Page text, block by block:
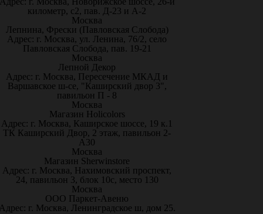
километр, с2, пав. Д-23 и А-2
Москва
Лепнина, Фрески (Павловская Слобода)
Адрес: г. Москва, ул. Ленина, 76/2, село
Павловская Слобода, пав. 19-21
Москва
Лепной Декор
Адрес: г. Москва, Пересечение МКАД и
Варшавское ш-се, "Каширский двор 3",
павильон П - 8
Москва
Магазин Holicolors
Адрес: г. Москва, Каширское шоссе, 19 к.1
ТК Каширский Двор, 2 этаж, павильон 2-
А30
Москва
Магазин Sherwinstore
Адрес: г. Москва, Нахимовский проспект,
24, павильон 3, блок 10с, место 130
Москва
ООО Паркет-Авeню
г. Москва, Ленинградское ш, дом 25.